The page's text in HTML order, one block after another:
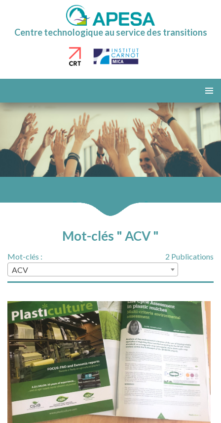
Centre technologique au service des transitions
MENU
AU
CONTENU
Mot-clés " ACV "
2 Publications
Mot-clés :
ACV